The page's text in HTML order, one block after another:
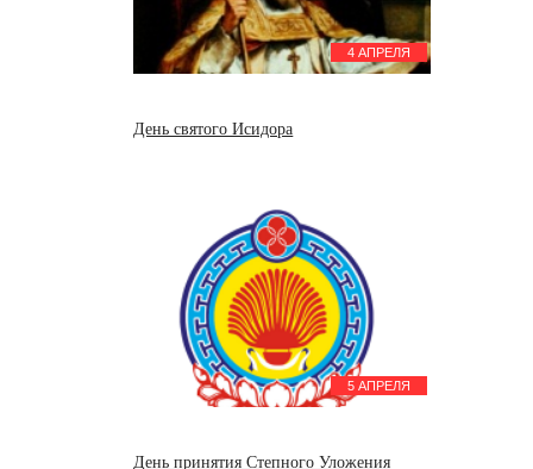
4 АПРЕЛЯ
День святого Исидора
5 АПРЕЛЯ
День принятия Степного Уложения